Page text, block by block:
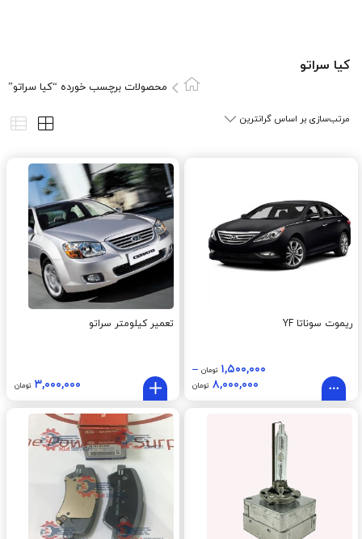
کيا سراتو
محصولات برچسب خورده “کيا سراتو”
ریموت سوناتا YF
۱,۵۰۰,۰۰۰ تومان–
۸,۰۰۰,۰۰۰ تومان
تعمیر کیلومتر سراتو
۳,۰۰۰,۰۰۰ تومان